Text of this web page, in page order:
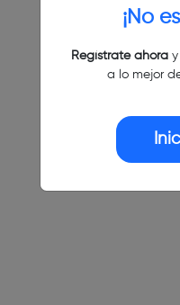
¡No
Regístrate ahoray
a lo mejor